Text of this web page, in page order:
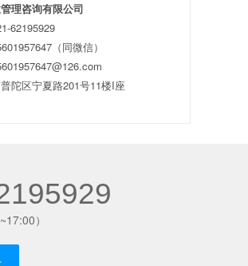
理咨询有限公司
62195929
（同微信）
陀区宁夏路201号11楼I座
）